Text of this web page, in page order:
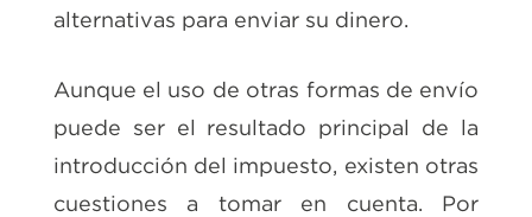
alternativas para enviar su dinero.
Aunque el uso de otras formas de envío
puede ser el resultado principal de la
introducción del impuesto, existen otras
cuestiones a tomar en cuenta. Por